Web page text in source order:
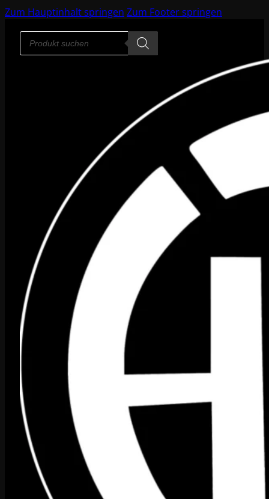
Zum Hauptinhalt springen Zum Footer springen
Products
search